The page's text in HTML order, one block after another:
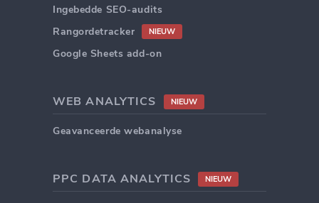
Ingebedde SEO-audits
Rangordetracker
NIEUW
Google Sheets add-on
WEB ANALYTICS NIEUW
Geavanceerde webanalyse
PPC DATA ANALYTICS NIEUW